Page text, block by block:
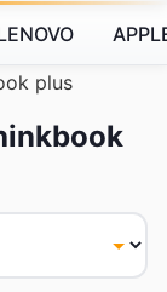
plus